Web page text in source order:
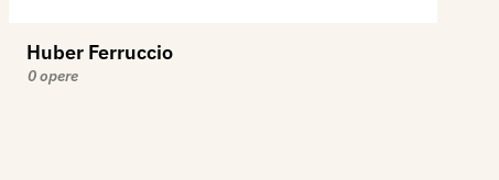
Huber Ferruccio
0 opere